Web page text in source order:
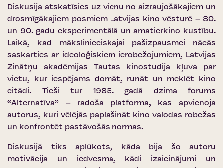
Diskusija atskatīsies uz vienu no aizraujošākajiem un
drosmīgākajiem posmiem Latvijas kino vēsturē – 80.
un 90. gadu eksperimentālā un amatierkino kustību.
Laikā, kad mākslinieciskajai pašizpausmei nācās
saskarties ar ideoloģiskiem ierobežojumiem, Latvijas
Zinātņu akadēmijas Tautas kinostudija kļuva par
vietu, kur iespējams domāt, runāt un meklēt kino
citādi. Tieši tur 1985. gadā dzima forums
“Alternatīva” – radoša platforma, kas apvienoja
autorus, kuri vēlējās paplašināt kino valodas robežas
un konfrontēt pastāvošās normas.
Diskusijā tiks aplūkots, kāda bija šo autoru
motivācija un iedvesma, kādi izaicinājumi un